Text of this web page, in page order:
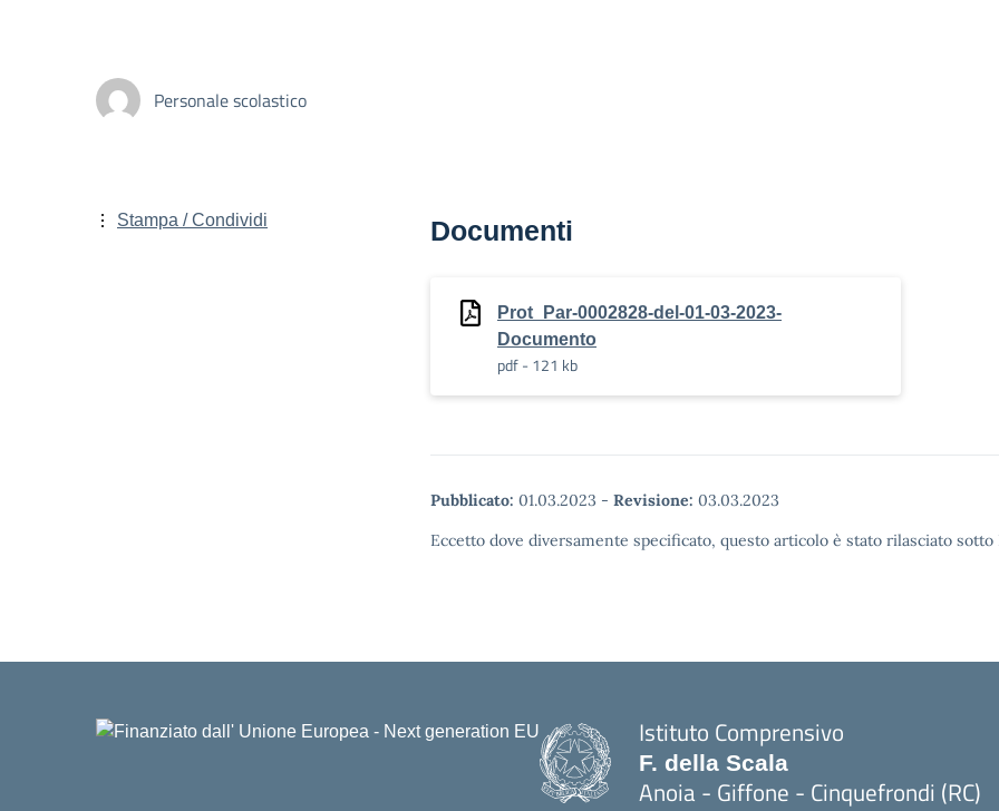
Personale scolastico
Documenti
Prot_Par-0002828-del-01-03-2023-
Documento
pdf - 121 kb
Pubblicato: 01.03.2023 - Revisione: 03.03.2023
Eccetto dove diversamente specificato, questo articolo è stato rilasciato
Stampa / Condividi
Istituto Comprensivo
F. della Scala
Anoia - Giffone - Cinquefrondi (RC)